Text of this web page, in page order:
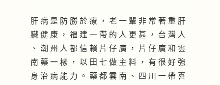
肝 病 是 防 勝 於 療 ， 老 一 輩 非 常 著 重 肝
臟 健 康 ， 福 建 一 帶 的 人 更 甚 ， 台 灣 人
、 潮 州 人 都 信 賴 片 仔 廣 ， 片 仔 廣 和 雲
南 藥 一 樣 ， 以 田 七 做 主 料 ， 有 很 好 強
身 治 病 能 力 。 藥 都 雲 南 、 四 川 一 帶 喜